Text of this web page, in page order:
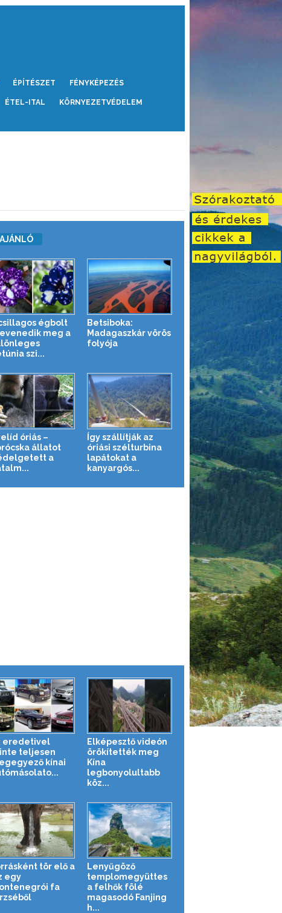
ÉPÍTÉSZET FÉNYKÉPEZÉS
ÉTEL-ITAL KÖRNYEZETVÉDELEM
AJÁNLÓ
égbolt
meg a
szi...
Betsiboka:
Madagaszkár vörös
folyója
óriás –
állatot
a
Így szállítják az
óriási szélturbina
lapátokat a
kanyargós...
eredetivel
teljesen
kínai
Elképesztő videón
örökítették meg
Kína
legbonyolultabb
köz...
tör elő a
egy
fa
Lenyűgöző
templomegyüttes
a felhők fölé
magasodó Fanjing
h...